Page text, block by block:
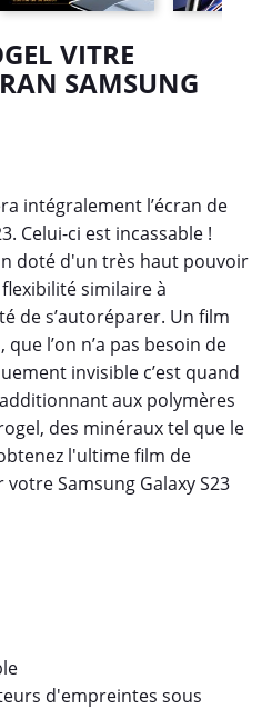
VITRE
SAMSUNG
intégralement l’écran de
Celui-ci est incassable !
doté d'un très haut pouvoir
similaire à
de s’autoréparer. Un film
l’on n’a pas besoin de
invisible c’est quand
aux polymères
des minéraux tel que le
l'ultime film de
Samsung Galaxy S23
d'empreintes sous